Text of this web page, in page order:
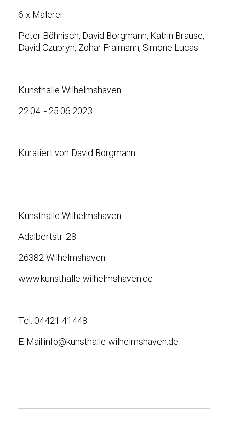
6 x Malerei
Peter Böhnisch, David Borgmann, Katrin Brause,
David Czupryn, Zohar Fraimann, Simone Lucas
Kunsthalle Wilhelmshaven
22.04. - 25.06.2023
Kuratiert von David Borgmann
Kunsthalle Wilhelmshaven
Adalbertstr. 28
26382 Wilhelmshaven
www.kunsthalle-wilhelmshaven.de
Tel. 04421 41448
E-Mail:info@kunsthalle-wilhelmshaven.de